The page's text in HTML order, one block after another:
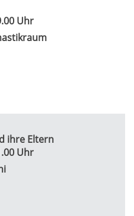
Uhr
ihre Eltern
Uhr